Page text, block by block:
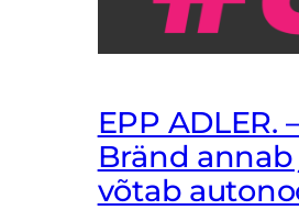
EPP ADLER.
Bränd annab
võtab